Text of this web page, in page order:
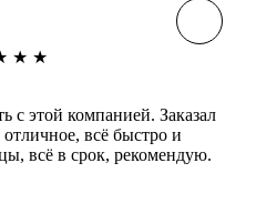
★ ★
с этой компанией. Заказал
отличное, всё быстро и
всё в срок, рекомендую.